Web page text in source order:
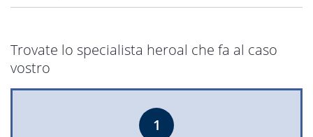
Trovate lo specialista heroal che fa al caso
vostro
1